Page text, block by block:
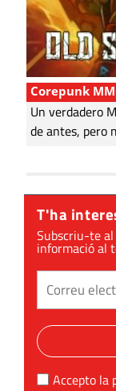
Corepunk
Un verdadero
de antes, pero
T'ha
Subscriu-te
informació al
Accepto la